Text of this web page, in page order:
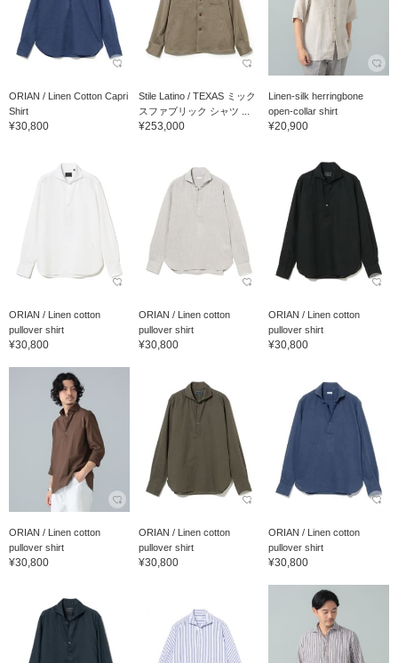
ORIAN / Linen Cotton Capri
Shirt
¥30,800
Stile Latino / TEXAS ミック
スファブリック シャツ ...
¥253,000
Linen-silk herringbone
open-collar shirt
¥20,900
ORIAN / Linen cotton
pullover shirt
¥30,800
ORIAN / Linen cotton
pullover shirt
¥30,800
ORIAN / Linen cotton
pullover shirt
¥30,800
ORIAN / Linen cotton
pullover shirt
¥30,800
ORIAN / Linen cotton
pullover shirt
¥30,800
ORIAN / Linen cotton
pullover shirt
¥30,800